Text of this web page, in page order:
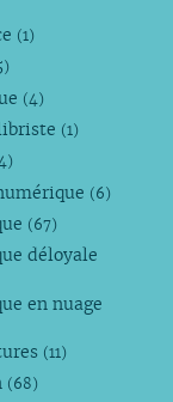
(1)
(4)
(1)
(6)
(67)
déloyale
en nuage
(11)
(68)